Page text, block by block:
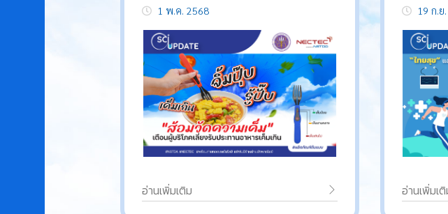
1 พ.ค. 2568
อ่านเพิ่มเติม
19 ก.ย
อ่านเพิ่มเ